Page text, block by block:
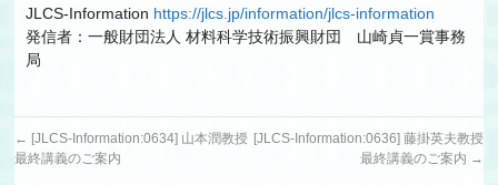
JLCS-Information https://jlcs.jp/information/jlcs-information
発信者：一般財団法人 材料科学技術振興財団 山崎貞一賞事務
局
← [JLCS-Information:0634] 山本潤教授
最終講義のご案内
[JLCS-Information:0636] 藤掛英夫教授
最終講義のご案内 →